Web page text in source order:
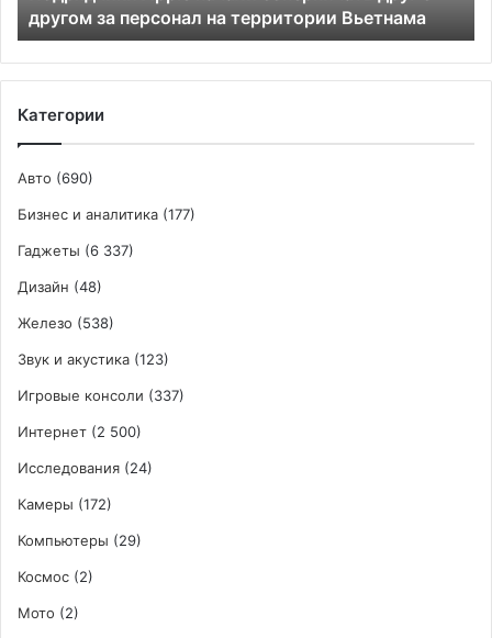
на
территории
Вьетнама
другом за персонал на территории Вьетнама
Категории
Авто (690)
Бизнес и аналитика (177)
Гаджеты (6 337)
Дизайн (48)
Железо (538)
Звук и акустика (123)
Игровые консоли (337)
Интернет (2 500)
Исследования (24)
Камеры (172)
Компьютеры (29)
Космос (2)
Мото (2)